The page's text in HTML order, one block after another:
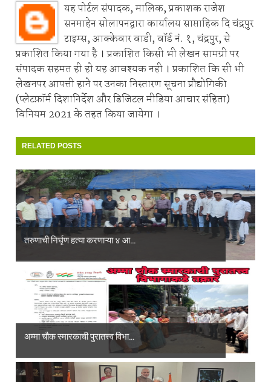
यह पोर्टल संपादक, मालिक, प्रकाशक राजेश
सनमाहेन सोलापनद्वारा कार्यालय साप्ताहिक दि चंद्रपुर
टाइम्स, आक्केवार वाडी, वॉर्ड नं. १, चंद्रपुर, से
प्रकाशित किया गया है । प्रकाशित किसी भी लेखन सामग्री पर
संपादक सहमत ही हो यह आवश्यक नही । प्रकाशित कि सी भी
लेखनपर आपत्ती हाने पर उनका निस्तारण सूचना प्रौद्योगिकी
(प्लेटफ़ॉर्म दिशानिर्देश और डिजिटल मीडिया आचार संहिता)
विनियम 2021 के तहत किया जायेगा ।
RELATED POSTS
तरुणाची निर्घृण हत्या करणाऱ्या ४ आ...
अम्मा चौक स्मारकाची पुरातत्त्व विभा...